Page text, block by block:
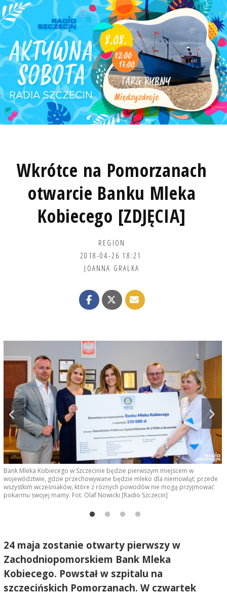
Wkrótce na Pomorzanach
otwarcie Banku Mleka
Kobiecego [ZDJĘCIA]
REGION
2018-04-26 18:21
JOANNA GRALKA
Bank Mleka Kobiecego w Szczecinie będzie pierwszym miejscem w
województwie, gdzie przechowywane będzie mleko dla niemowląt; przede
wszystkim wcześniaków, które z różnych powodów nie mogą przyjmować
pokarmu swojej mamy. Fot. Olaf Nowicki [Radio Szczecin]
24 maja zostanie otwarty pierwszy w
Zachodniopomorskiem Bank Mleka
Kobiecego. Powstał w szpitalu na
szczecińskich Pomorzanach. W czwartek